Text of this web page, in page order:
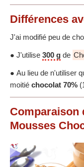
Différences
J'ai modifié peu de
● J'utilise 300 g de
● Au lieu de n'utiliser
moitié chocolat 70%
Comparaison
Mousses